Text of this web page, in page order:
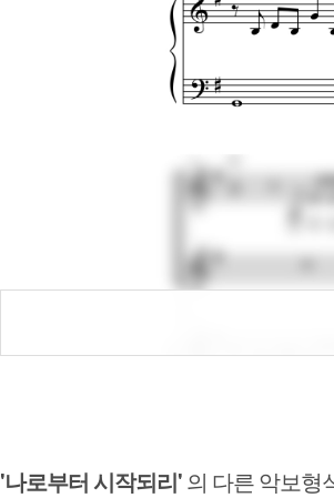
'나로부터 시작되리'의 다른 악보형